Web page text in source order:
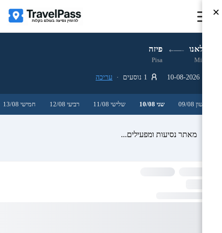
מילאנו פיזה
Milan
Pisa
עריכה
ראשון 09/08 שני 10/08 שלישי 11/08 רביעי 12/08 חמישי 13/08
מאתר נסיעות ומפעילים...
×